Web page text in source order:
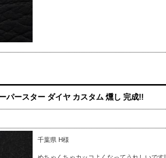
パースター ダイヤ カスタム 燻し 完成!!
千葉県 H様